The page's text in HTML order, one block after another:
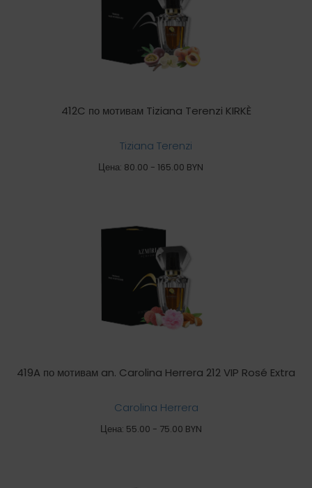
412C по мотивам Tiziana Terenzi KIRKÈ
Tiziana Terenzi
Цена: 80.00 - 165.00 BYN
419A по мотивам an. Carolina Herrera 212 VIP Rosé Extra
Carolina Herrera
Цена: 55.00 - 75.00 BYN